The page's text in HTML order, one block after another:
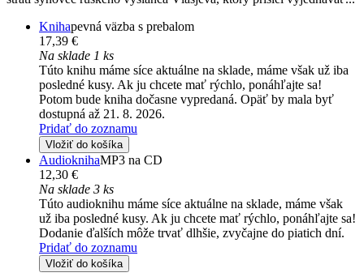
Knihapevná väzba s prebalom
17,39 €
Na sklade 1 ks
Túto knihu máme síce aktuálne na sklade, máme však už iba
posledné kusy. Ak ju chcete mať rýchlo, ponáhľajte sa!
Potom bude kniha dočasne vypredaná. Opäť by mala byť
dostupná až 21. 8. 2026.
Pridať do zoznamu
Vložiť do košíka
AudioknihaMP3 na CD
12,30 €
Na sklade 3 ks
Túto audioknihu máme síce aktuálne na sklade, máme však
už iba posledné kusy. Ak ju chcete mať rýchlo, ponáhľajte sa!
Dodanie ďalších môže trvať dlhšie, zvyčajne do piatich dní.
Pridať do zoznamu
Vložiť do košíka